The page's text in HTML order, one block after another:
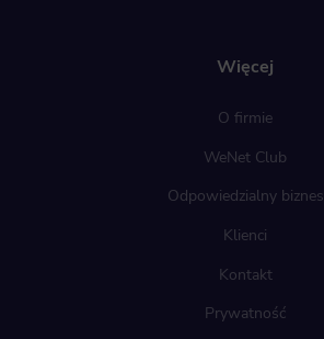
Więcej
O firmie
WeNet Club
Odpowiedzialny biznes
Klienci
Kontakt
Prywatność